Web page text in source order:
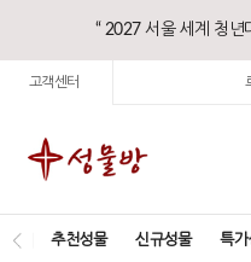
“ 2027 서울 세계 청년
고객센터
추천성물 신규성물 특가